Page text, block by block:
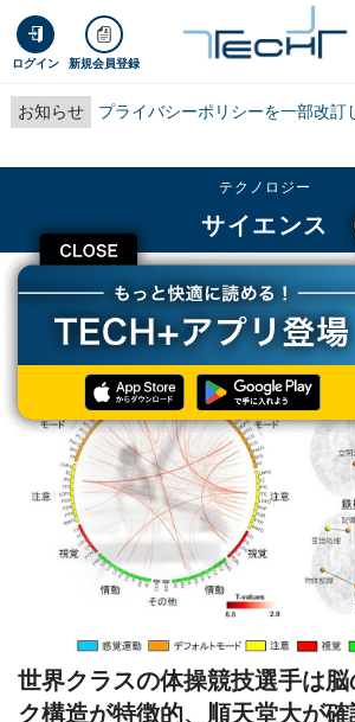
ログイン 新規会員登録
お知らせ プライバシーポリシーを一部改訂
CLOSE
テクノロジー
サイエンス
TECH+ テクノロジー
サイエンス
世界クラスの体操競技選手は脳のネットワーク構造が
世界クラスの体操競技選手は
ク構造が特徴的、順天堂大が確